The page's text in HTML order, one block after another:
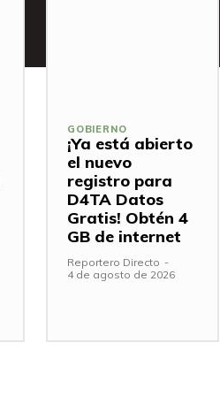
GOBIERNO
¡Ya está abierto
el nuevo
registro para
D4TA Datos
Gratis! Obtén 4
GB de internet
Reportero Directo -
4 de agosto de 2026